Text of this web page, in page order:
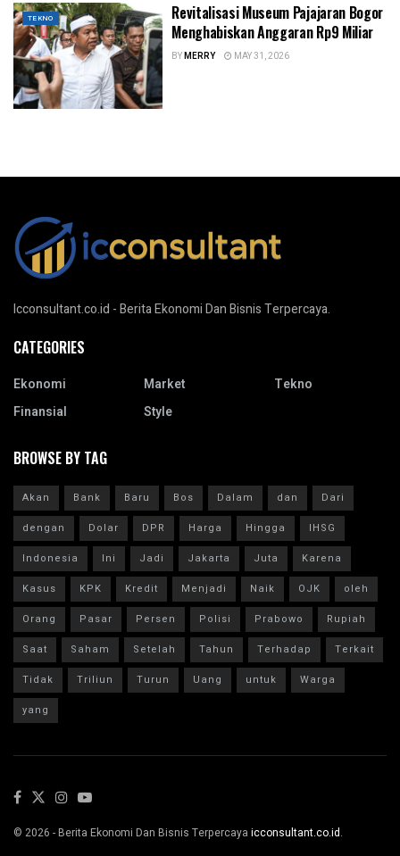
TEKNO
Revitalisasi Museum Pajajaran Bogor
Menghabiskan Anggaran Rp9 Miliar
BYMERRY MAY 31, 2026
Icconsultant.co.id - Berita Ekonomi Dan Bisnis Terpercaya.
CATEGORIES
Ekonomi
Finansial
Market
Style
Tekno
BROWSE BY TAG
Akan Bank Baru Bos Dalam dan
Dari
dengan
Dolar DPR Harga Hingga
IHSG
Indonesia
Ini Jadi Jakarta Juta
Karena
Kasus
KPK Kredit Menjadi Naik OJK
oleh
Orang
Pasar Persen Polisi Prabowo
Rupiah
Saat
Saham Setelah Tahun Terhadap
Terkait
Tidak
Triliun Turun Uang untuk
Warga
yang
© 2026 - Berita Ekonomi Dan Bisnis Terpercaya icconsultant.co.id.